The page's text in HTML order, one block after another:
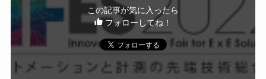
この記事が気に入ったら
フォローしてね！